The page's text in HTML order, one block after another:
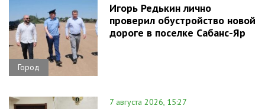
Город
Игорь Редькин лично
проверил обустройство новой
дороге в поселке Сабанс-Яр
7 августа 2026, 15:27